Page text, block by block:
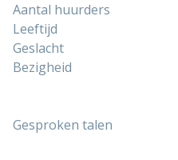
Aantal huurders
Leeftijd
Geslacht
Bezigheid
Gesproken talen